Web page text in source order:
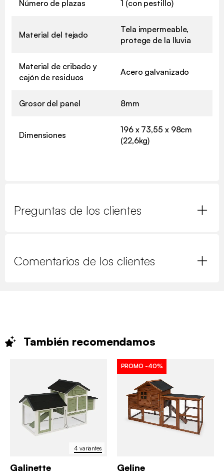
Número de plazas 1 (con pestillo)
Material del tejado
Tela impermeable,
protege de la lluvia
Material de cribado y
cajón de residuos
Acero galvanizado
Grosor del panel 8mm
Dimensiones
196 x 73,55 x 98cm
(22,6kg)
Preguntas de los clientes
Comentarios de los clientes
También recomendamos
4 variantes
Galinette
PROMO -40%
Geline